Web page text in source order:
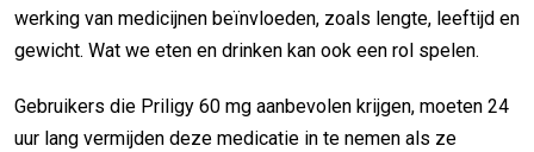
werking van medicijnen beïnvloeden, zoals lengte, leeftijd en
gewicht. Wat we eten en drinken kan ook een rol spelen.
Gebruikers die Priligy 60 mg aanbevolen krijgen, moeten 24
uur lang vermijden deze medicatie in te nemen als ze